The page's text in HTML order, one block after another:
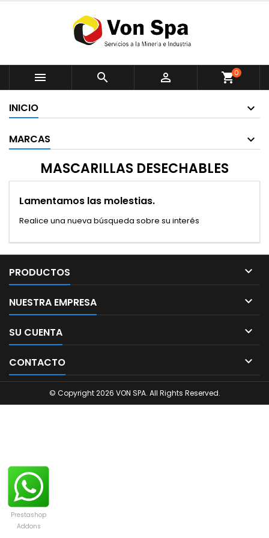
Prestashop
Addons
   shopping_cart0
INICIO
MARCAS
MASCARILLAS DESECHABLES
Lamentamos las molestias.
Realice una nueva búsqueda sobre su interés
PRODUCTOS 
NUESTRA EMPRESA 
SU CUENTA 
CONTACTO 
© Copyright 2026 VON SPA. All Rights Reserved.